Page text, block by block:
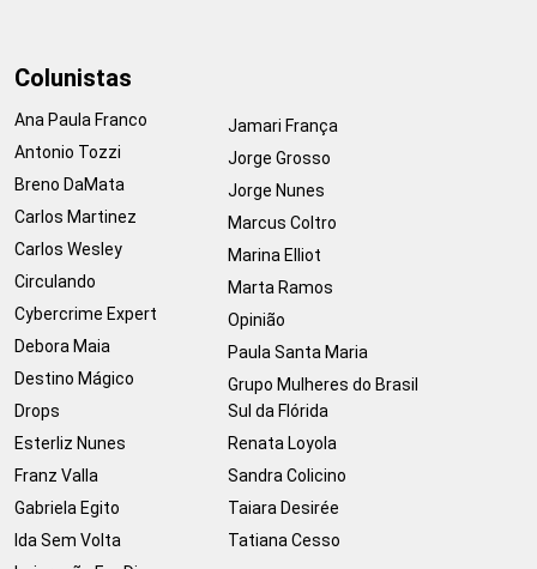
Colunistas
Ana Paula Franco
Antonio Tozzi
Breno DaMata
Carlos Martinez
Carlos Wesley
Circulando
Cybercrime Expert
Debora Maia
Destino Mágico
Drops
Esterliz Nunes
Franz Valla
Gabriela Egito
Ida Sem Volta
Jamari França
Jorge Grosso
Jorge Nunes
Marcus Coltro
Marina Elliot
Marta Ramos
Opinião
Paula Santa Maria
Grupo Mulheres do Brasil
Sul da Flórida
Renata Loyola
Sandra Colicino
Taiara Desirée
Tatiana Cesso